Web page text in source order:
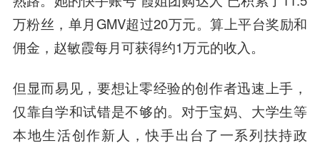
万粉丝，单月GMV超过20万元。算上平台奖励和
佣金，赵敏霞每月可获得约1万元的收入。
但显而易见，要想让零经验的创作者迅速上手，
仅靠自学和试错是不够的。 对于宝妈、大学生等
本地生活创作新人，快手出台了一系列扶持政